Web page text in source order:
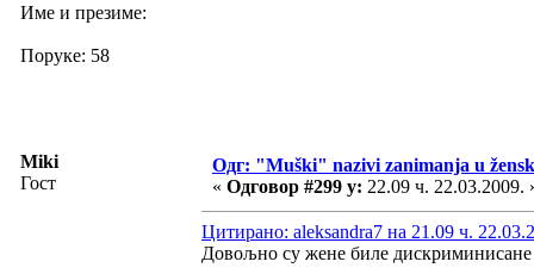
Име и презиме:
Поруке: 58
Miki
Гост
Одг: "Muški" nazivi zanimanja u
« Одговор #299 у: 22.09 ч. 22.03.2009.
Цитирано: aleksandra7 на 21.09 ч.
Довољно су жене биле дискриминисане